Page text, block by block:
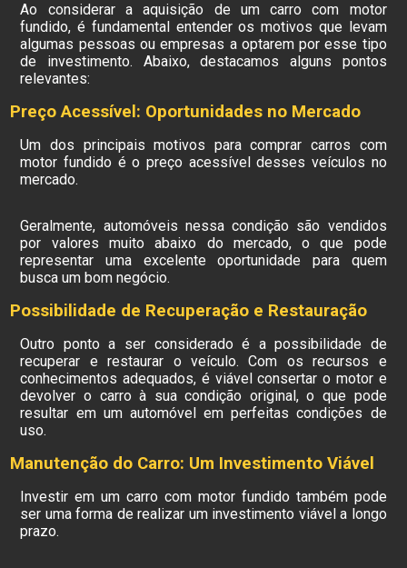
Ao considerar a aquisição de um carro com motor
fundido, é fundamental entender os motivos que levam
algumas pessoas ou empresas a optarem por esse tipo
de investimento. Abaixo, destacamos alguns pontos
relevantes:
Preço Acessível: Oportunidades no Mercado
Um dos principais motivos para comprar carros com
motor fundido é o preço acessível desses veículos no
mercado.
Geralmente, automóveis nessa condição são vendidos
por valores muito abaixo do mercado, o que pode
representar uma excelente oportunidade para quem
busca um bom negócio.
Possibilidade de Recuperação e Restauração
Outro ponto a ser considerado é a possibilidade de
recuperar e restaurar o veículo. Com os recursos e
conhecimentos adequados, é viável consertar o motor e
devolver o carro à sua condição original, o que pode
resultar em um automóvel em perfeitas condições de
uso.
Manutenção do Carro: Um Investimento Viável
Investir em um carro com motor fundido também pode
ser uma forma de realizar um investimento viável a longo
prazo.